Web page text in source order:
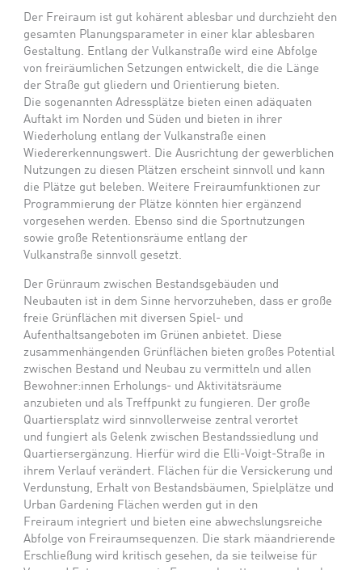
Der Freiraum ist gut kohärent ablesbar und durchzieht den
gesamten Planungsparameter in einer klar ablesbaren
Gestaltung. Entlang der Vulkanstraße wird eine Abfolge
von freiräumlichen Setzungen entwickelt, die die Länge
der Straße gut gliedern und Orientierung bieten.
Die sogenannten Adressplätze bieten einen adäquaten
Auftakt im Norden und Süden und bieten in ihrer
Wiederholung entlang der Vulkanstraße einen
Wiedererkennungswert. Die Ausrichtung der gewerblichen
Nutzungen zu diesen Plätzen erscheint sinnvoll und kann
die Plätze gut beleben. Weitere Freiraumfunktionen zur
Programmierung der Plätze könnten hier ergänzend
vorgesehen werden. Ebenso sind die Sportnutzungen
sowie große Retentionsräume entlang der
Vulkanstraße sinnvoll gesetzt.
Der Grünraum zwischen Bestandsgebäuden und
Neubauten ist in dem Sinne hervorzuheben, dass er große
freie Grünflächen mit diversen Spiel- und
Aufenthaltsangeboten im Grünen anbietet. Diese
zusammenhängenden Grünflächen bieten großes Potential
zwischen Bestand und Neubau zu vermitteln und allen
Bewohner:innen Erholungs- und Aktivitätsräume
anzubieten und als Treffpunkt zu fungieren. Der große
Quartiersplatz wird sinnvollerweise zentral verortet
und fungiert als Gelenk zwischen Bestandssiedlung und
Quartiersergänzung. Hierfür wird die Elli-Voigt-Straße in
ihrem Verlauf verändert. Flächen für die Versickerung und
Verdunstung, Erhalt von Bestandsbäumen, Spielplätze und
Urban Gardening Flächen werden gut in den
Freiraum integriert und bieten eine abwechslungsreiche
Abfolge von Freiraumsequenzen. Die stark mäandrierende
Erschließung wird kritisch gesehen, da sie teilweise für